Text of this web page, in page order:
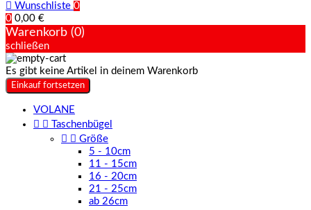
 Wunschliste 0
0 0,00 €
Warenkorb (0)
schließen
Es gibt keine Artikel in deinem Warenkorb
Einkauf fortsetzen
VOLANE
 
Taschenbügel
  Größe
5 - 10cm
11 - 15cm
16 - 20cm
21 - 25cm
ab 26cm